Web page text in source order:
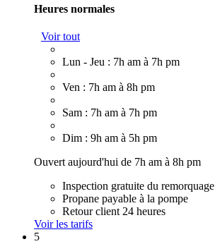
Heures normales
Voir tout
Lun - Jeu : 7h am à 7h pm
Ven : 7h am à 8h pm
Sam : 7h am à 7h pm
Dim : 9h am à 5h pm
Ouvert aujourd'hui de 7h am à 8h pm
Inspection gratuite du remorquage
Propane payable à la pompe
Retour client 24 heures
Voir les tarifs
5